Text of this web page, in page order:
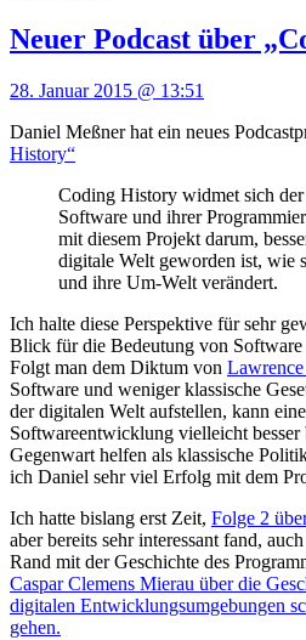
Neuer Podcast über
28. Januar 2015 @ 13:51
Daniel Meßner hat ein neues
History“
Coding History widmet sich
Software und ihrer
mit diesem Projekt darum,
digitale Welt geworden ist, wie
und ihre Um-Welt verändert.
Ich halte diese Perspektive für sehr
Blick für die Bedeutung von
Folgt man dem Diktum von
Software und weniger klassische
der digitalen Welt aufstellen, kann
Softwareentwicklung vielleicht besser
Gegenwart helfen als klassische
ich Daniel sehr viel Erfolg mit dem
Ich hatte bislang erst Zeit, Folge 2
aber bereits sehr interessant fand,
Rand mit der Geschichte des
Caspar Clemens Mierau über die
digitalen Entwicklungsumgebungen
gehen.